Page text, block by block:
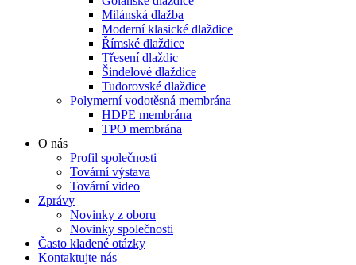
Milánská dlažba
Moderní klasické dlaždice
Římské dlaždice
Třesení dlaždic
Šindelové dlaždice
Tudorovské dlaždice
Polymerní vodotěsná membrána
HDPE membrána
TPO membrána
O nás
Profil společnosti
Tovární výstava
Tovární video
Zprávy
Novinky z oboru
Novinky společnosti
Často kladené otázky
Kontaktujte nás